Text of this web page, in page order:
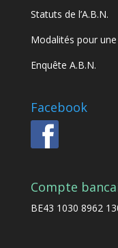
Statuts de l’A.B.N.
Modalités pour
Enquête A.B.N.
Facebook
Compte
BE43 1030 8962